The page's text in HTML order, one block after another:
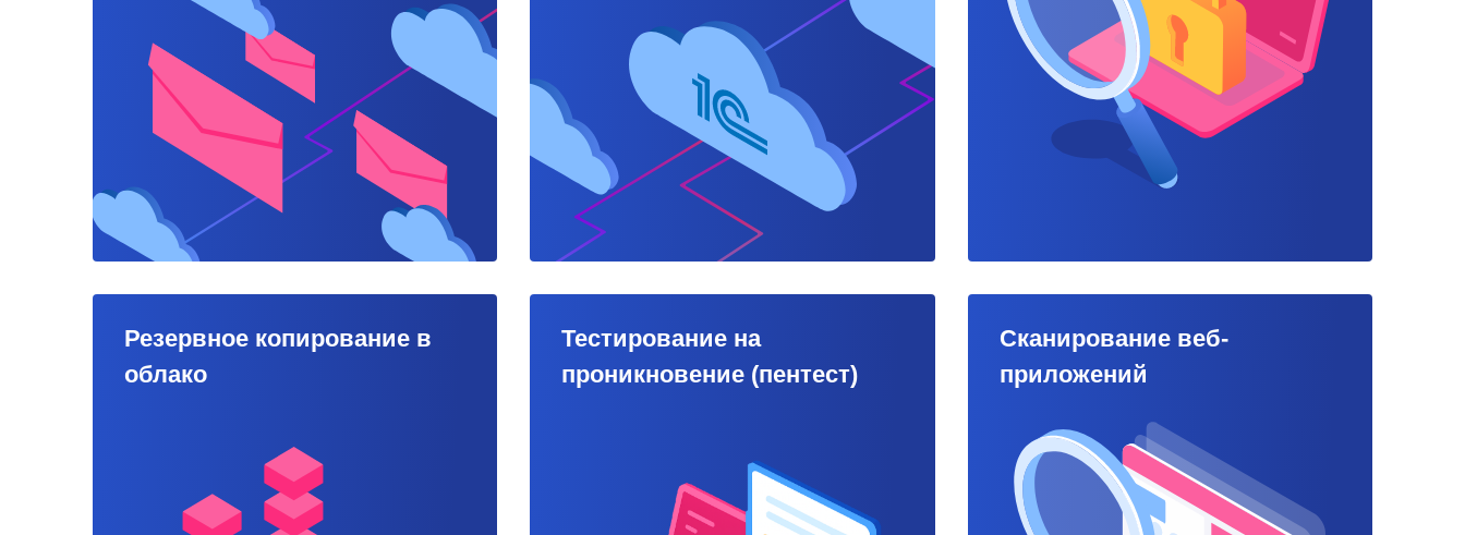
Резервное копирование в
облако
Тестирование на
проникновение (пентест)
Сканирование веб-
приложений